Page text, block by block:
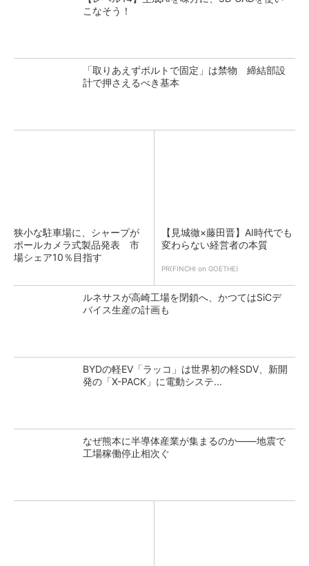
こなそう！
「取りあえずボルトで固定」は禁物 締結部設
計で押さえるべき基本
狭小な駐車場に、シャープが
ポールカメラ式製品発表 市
場シェア10％目指す
【見城徹×藤田晋】AI時代でも
変わらない経営者の本質
PR(FINCHI on GOETHE)
ルネサスが高崎工場を閉鎖へ、かつてはSiCデ
バイス生産の計画も
BYDの軽EV「ラッコ」は世界初の軽SDV、新開
発の「X-PACK」に電動システ...
なぜ熊本に半導体産業が集まるのか――地震で
工場稼働停止相次ぐ